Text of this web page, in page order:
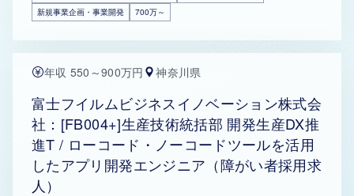
新規事業企画・事業開発
700万～
年収 550～900万円 神奈川県
富士フイルムビジネスイノベーション株式会
社：[FB004+]生産技術統括部 開発生産DX推
進T / ローコード・ノーコードツールを活用
したアプリ開発エンジニア（障がい者採用求
人）